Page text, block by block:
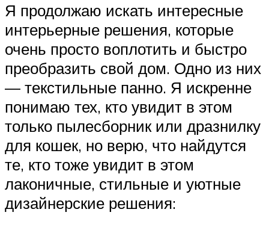
Я продолжаю искать интересные
интерьерные решения, которые
очень просто воплотить и быстро
преобразить свой дом. Одно из них
— текстильные панно. Я искренне
понимаю тех, кто увидит в этом
только пылесборник или дразнилку
для кошек, но верю, что найдутся
те, кто тоже увидит в этом
лаконичные, стильные и уютные
дизайнерские решения: